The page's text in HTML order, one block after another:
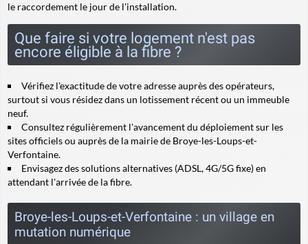
le raccordement le jour de l'installation.
Que faire si votre logement n'est pas
encore éligible à la fibre ?
Vérifiez l'exactitude de votre adresse auprès des opérateurs,
surtout si vous résidez dans un lotissement récent ou un immeuble
neuf.
Consultez régulièrement l'avancement du déploiement sur les
sites officiels ou auprès de la mairie de Broye-les-Loups-et-
Verfontaine.
Envisagez des solutions alternatives (ADSL, 4G/5G fixe) en
attendant l'arrivée de la fibre.
Broye-les-Loups-et-Verfontaine : un village en
mutation numérique